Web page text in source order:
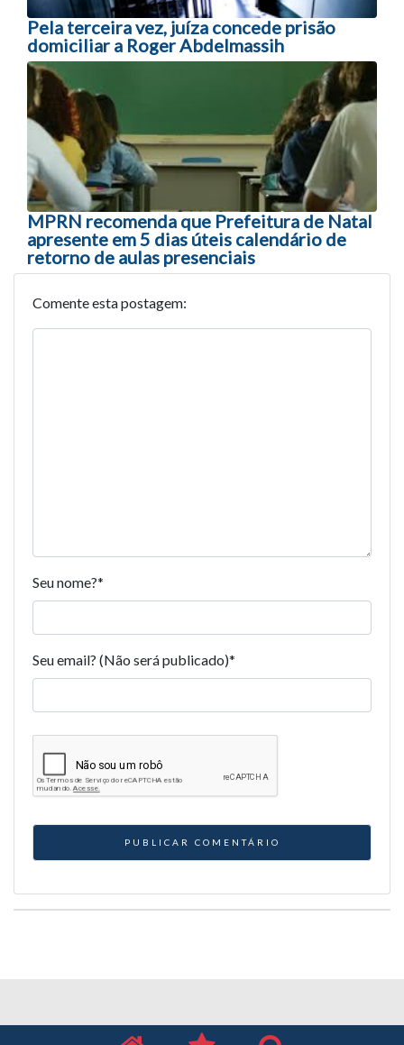
Pela terceira vez, juíza concede prisão
domiciliar a Roger Abdelmassih
MPRN recomenda que Prefeitura de Natal
apresente em 5 dias úteis calendário de
retorno de aulas presenciais
Comente esta postagem:
Seu nome?*
Seu email? (Não será publicado)*